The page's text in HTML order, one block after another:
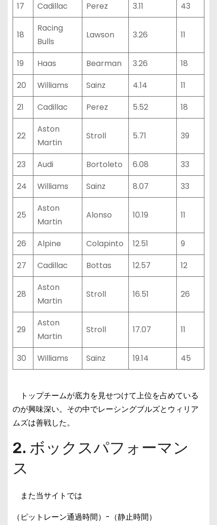
17
Cadillac Perez 3.11 43
18
Racing
Bulls
Lawson 3.26 11
19 Haas Bearman 3.26
18
20
Williams Sainz 4.14
11
21
Cadillac Perez 5.52 18
22
Aston
Martin
Stroll 5.71 39
23 Audi Bortoleto 6.08
33
24
Williams Sainz 8.07 33
25
Aston
Martin
Alonso 10.19 11
26 Alpine Colapinto 12.51
9
27
Cadillac Bottas 12.57 12
28
Aston
Martin
Stroll 16.51 26
29
Aston
Martin
Stroll 17.07 11
30 Williams Sainz 19.14 45
トップチームが底力を見せつけて上位を占めている
のが興味深い。その中でレーシングブルズとウィリア
ムズは善戦した。
2. ボックスパフォーマン
ス
また当サイトでは
（ピットレーン通過時間）-（静止時間）